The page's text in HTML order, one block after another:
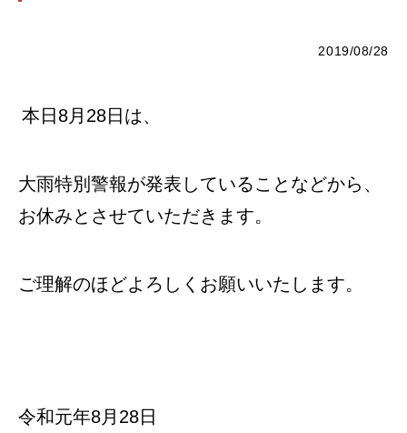
2019/08/28
本日8月28日は、
大雨特別警報が発表していることなどから、
お休みとさせていただきます。
ご理解のほどよろしくお願いいたします。
令和元年8月28日